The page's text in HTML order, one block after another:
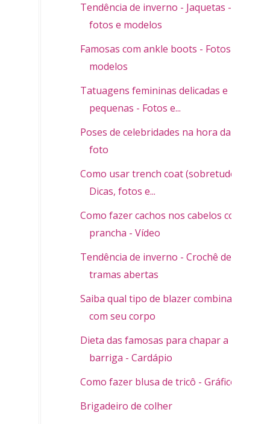
Tendência de inverno - Jaquetas -
fotos e modelos
Famosas com ankle boots - Fotos e
modelos
Tatuagens femininas delicadas e
pequenas - Fotos e...
Poses de celebridades na hora da
foto
Como usar trench coat (sobretudo) -
Dicas, fotos e...
Como fazer cachos nos cabelos com
prancha - Vídeo
Tendência de inverno - Crochê de
tramas abertas
Saiba qual tipo de blazer combina
com seu corpo
Dieta das famosas para chapar a
barriga - Cardápio
Como fazer blusa de tricô - Gráfico
Brigadeiro de colher